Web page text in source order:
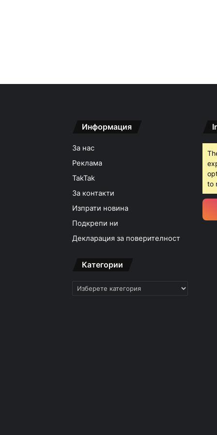
Информация
За нас
Реклама
TakTak
За контакти
Изпрати новина
Подкрепи ни
Декларация за поверителност
Категории
Категории
to